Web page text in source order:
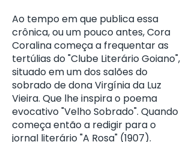
Ao tempo em que publica essa
crônica, ou um pouco antes, Cora
Coralina começa a frequentar as
tertúlias do "Clube Literário Goiano",
situado em um dos salões do
sobrado de dona Virgínia da Luz
Vieira. Que lhe inspira o poema
evocativo "Velho Sobrado". Quando
começa então a redigir para o
jornal literário "A Rosa" (1907).